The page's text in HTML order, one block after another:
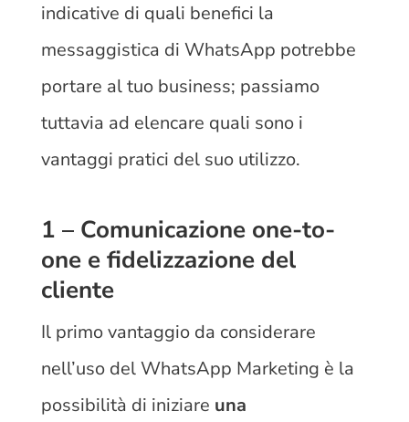
indicative di quali benefici la
messaggistica di WhatsApp potrebbe
portare al tuo business; passiamo
tuttavia ad elencare quali sono i
vantaggi pratici del suo utilizzo.
1 – Comunicazione one-to-
one e fidelizzazione del
cliente
Il primo vantaggio da considerare
nell’uso del WhatsApp Marketing è la
possibilità di iniziare una